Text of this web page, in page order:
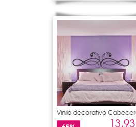
Vinilo decorativo
de